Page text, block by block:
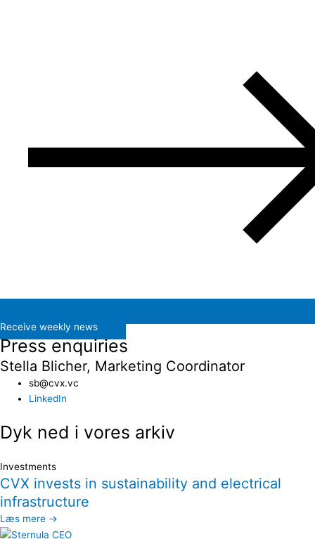
Receive weekly news
Press enquiries
Stella Blicher, Marketing Coordinator
sb@cvx.vc​
LinkedIn
Dyk ned i vores arkiv
Investments
CVX invests in sustainability and electrical
infrastructure
Læs mere →